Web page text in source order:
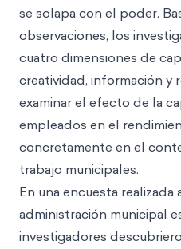
se solapa con el poder.
observaciones, los
cuatro dimensiones de
creatividad, información y
examinar el efecto de la
empleados en el
concretamente en el
trabajo municipales.
En una encuesta realizada
administración municipal
investigadores